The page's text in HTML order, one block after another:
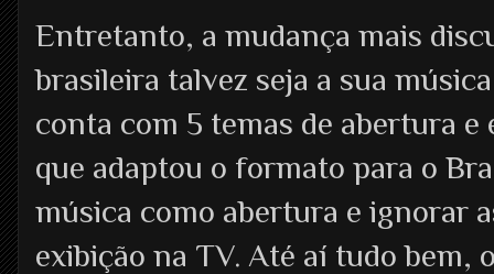
Entretanto, a mudança mais
brasileira talvez seja a sua
conta com 5 temas de abertura
que adaptou o formato para o
música como abertura e ignorar
exibição na TV. Até aí tudo bem,